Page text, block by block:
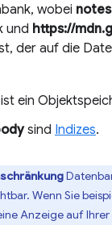
wobei notes
und https://
der auf die
ein
sind Indizes.
Wenn Sie
Anzeige auf